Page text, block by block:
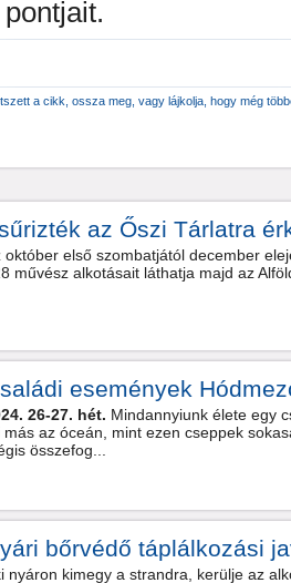
a cikk, ossza meg, vagy lájkolja, hogy még
az Őszi Tárlatra
október első szombatjától december
művész alkotásait láthatja majd az
események
26-27. hét. Mindannyiunk élete egy
más az óceán, mint ezen cseppek
összefog...
bőrvédő táplálkozási
nyáron kimegy a strandra, kerülje az